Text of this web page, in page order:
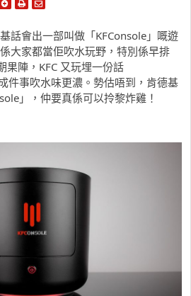
話會出一部叫做「KFConsole」嘅遊
大家都當佢吹水玩野，特別係早排
果陣，KFC 又玩埋一份話
件事吹水味更濃。勢估唔到，肯德基
」，仲要真係可以拎黎炸雞！